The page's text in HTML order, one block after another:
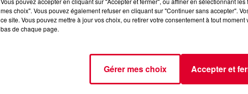
mes choix". Vous pouvez également refuser en cliquant sur "Continuer sans accepter".
ce site. Vous pouvez mettre à jour vos choix, ou retirer votre consentement à tout
bas de chaque page.
Gérer mes choix Accepter et